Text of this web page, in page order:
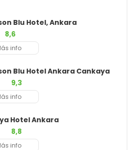
Blu Hotel, Ankara
8,6
info
Blu Hotel Ankara Cankaya
9,3
info
Hotel Ankara
8,8
info